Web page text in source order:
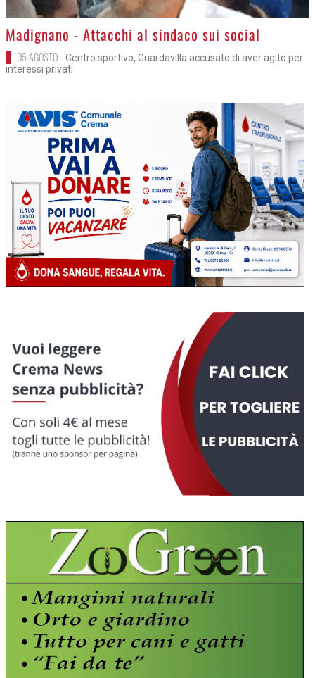
>Madignano - Attacchi al sindaco sui social
05 AGOSTO
Centro sportivo, Guardavilla accusato di aver agito per
interessi privati